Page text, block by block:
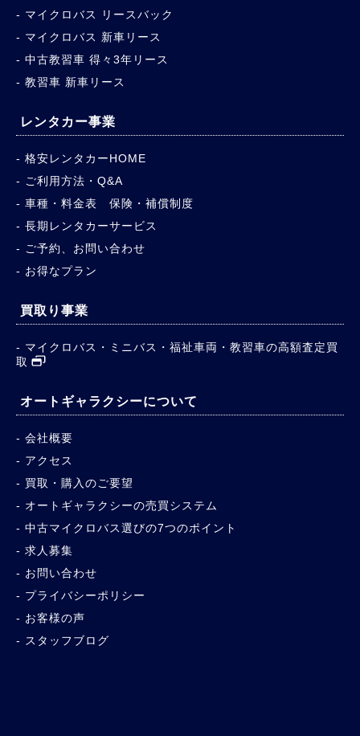
マイクロバス リースバック
マイクロバス 新車リース
中古教習車 得々3年リース
教習車 新車リース
レンタカー事業
格安レンタカーHOME
ご利用方法・Q&A
車種・料金表 保険・補償制度
長期レンタカーサービス
ご予約、お問い合わせ
お得なプラン
買取り事業
マイクロバス・ミニバス・福祉車両・教習車の高額査定買
取
オートギャラクシーについて
会社概要
アクセス
買取・購入のご要望
オートギャラクシーの売買システム
中古マイクロバス選びの7つのポイント
求人募集
お問い合わせ
プライバシーポリシー
お客様の声
スタッフブログ